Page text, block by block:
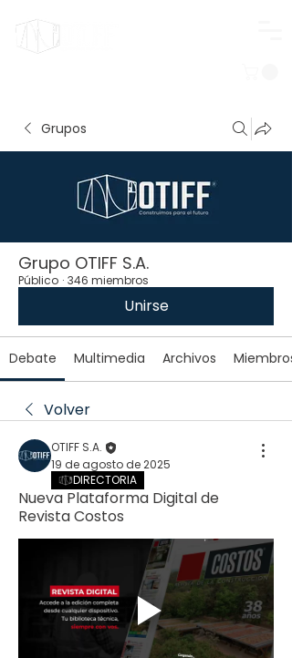
Grupos
Grupo OTIFF S.A.
Público · 346 miembros
Unirse
Debate Multimedia Archivos Miembros
Volver
OTIFF S.A.
19 de agosto de 2025
DIRECTORIA
Nueva Plataforma Digital de
Revista Costos